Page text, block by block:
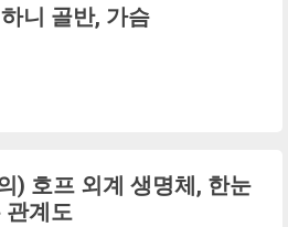
니 골반, 가슴
) 호프 외계 생명체, 한눈
관계도